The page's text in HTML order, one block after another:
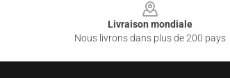
Livraison mondiale
Nous livrons dans plus de 200 pays